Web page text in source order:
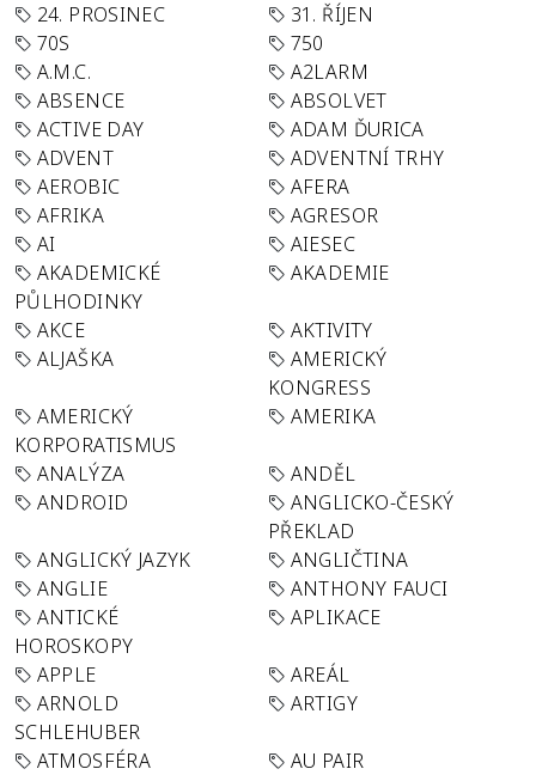
24. PROSINEC
31. ŘÍJEN
70S
750
A.M.C.
A2LARM
ABSENCE
ABSOLVET
ACTIVE DAY
ADAM ĎURICA
ADVENT
ADVENTNÍ TRHY
AEROBIC
AFERA
AFRIKA
AGRESOR
AI
AIESEC
AKADEMICKÉ
PŮLHODINKY
AKADEMIE
AKCE
AKTIVITY
ALJAŠKA
AMERICKÝ
KONGRESS
AMERICKÝ
KORPORATISMUS
AMERIKA
ANALÝZA
ANDĚL
ANDROID
ANGLICKO-ČESKÝ
PŘEKLAD
ANGLICKÝ JAZYK
ANGLIČTINA
ANGLIE
ANTHONY FAUCI
ANTICKÉ
HOROSKOPY
APLIKACE
APPLE
AREÁL
ARNOLD
SCHLEHUBER
ARTIGY
ATMOSFÉRA
AU PAIR